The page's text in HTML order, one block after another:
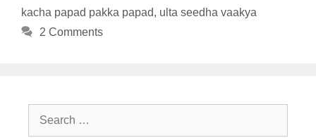
kacha papad pakka papad, ulta seedha vaakya
2 Comments
Search